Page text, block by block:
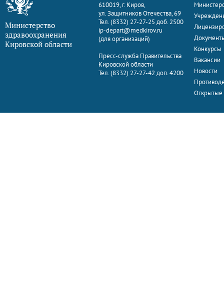
Министерство
здравоохранения
Кировской области
610019, г. Киров,
ул. Защитников Отечества, 69
Тел. (8332) 27-27-25 доб. 2500
ip-depart@medkirov.ru
(для организаций)
Пресс-служба Правительства
Кировской области
Тел. (8332) 27-27-42 доп. 4200
Конкурсы
Вакансии
Новости